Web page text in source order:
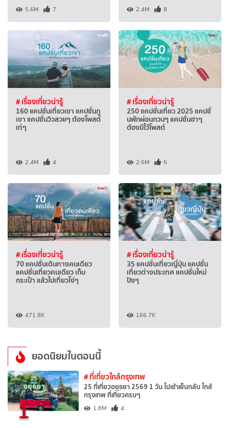
5.6M 7 2.4M 8
# เรื่องเที่ยวน่ารู้
160 แคปชั่นเที่ยวเขา แคปชั่นภู
เขา แคปชั่นวิวสวยๆ ต้องโพสต์
เท่ๆ
2.4M 4
# เรื่องเที่ยวน่ารู้
250 แคปชั่นเที่ยว 2025 แคปชั่
นพักผ่อนกวนๆ แคปชั่นฮาๆ
ต้องมีไว้โพสต์
2.6M 6
# เรื่องเที่ยวน่ารู้
70 แคปชั่นเดินทางคนเดียว
แคปชั่นเที่ยวคนเดียว เก็บ
กระเป๋า แล้วไปเที่ยวโง่ๆ
471.8K
# เรื่องเที่ยวน่ารู้
35 แคปชั่นเที่ยวญี่ปุ่น แคปชั่น
เที่ยวต่างประเทศ แคปชั่นใหม่
ปังๆ
166.7K
ยอดนิยมในตอนนี้
1
# ที่เที่ยวใกล้กรุงเทพ
25 ที่เที่ยวอยุธยา 2569 1 วัน ไปเช้าเย็นกลับ ใกล้
กรุงเทพ ที่เที่ยวครบๆ
1.8M 4